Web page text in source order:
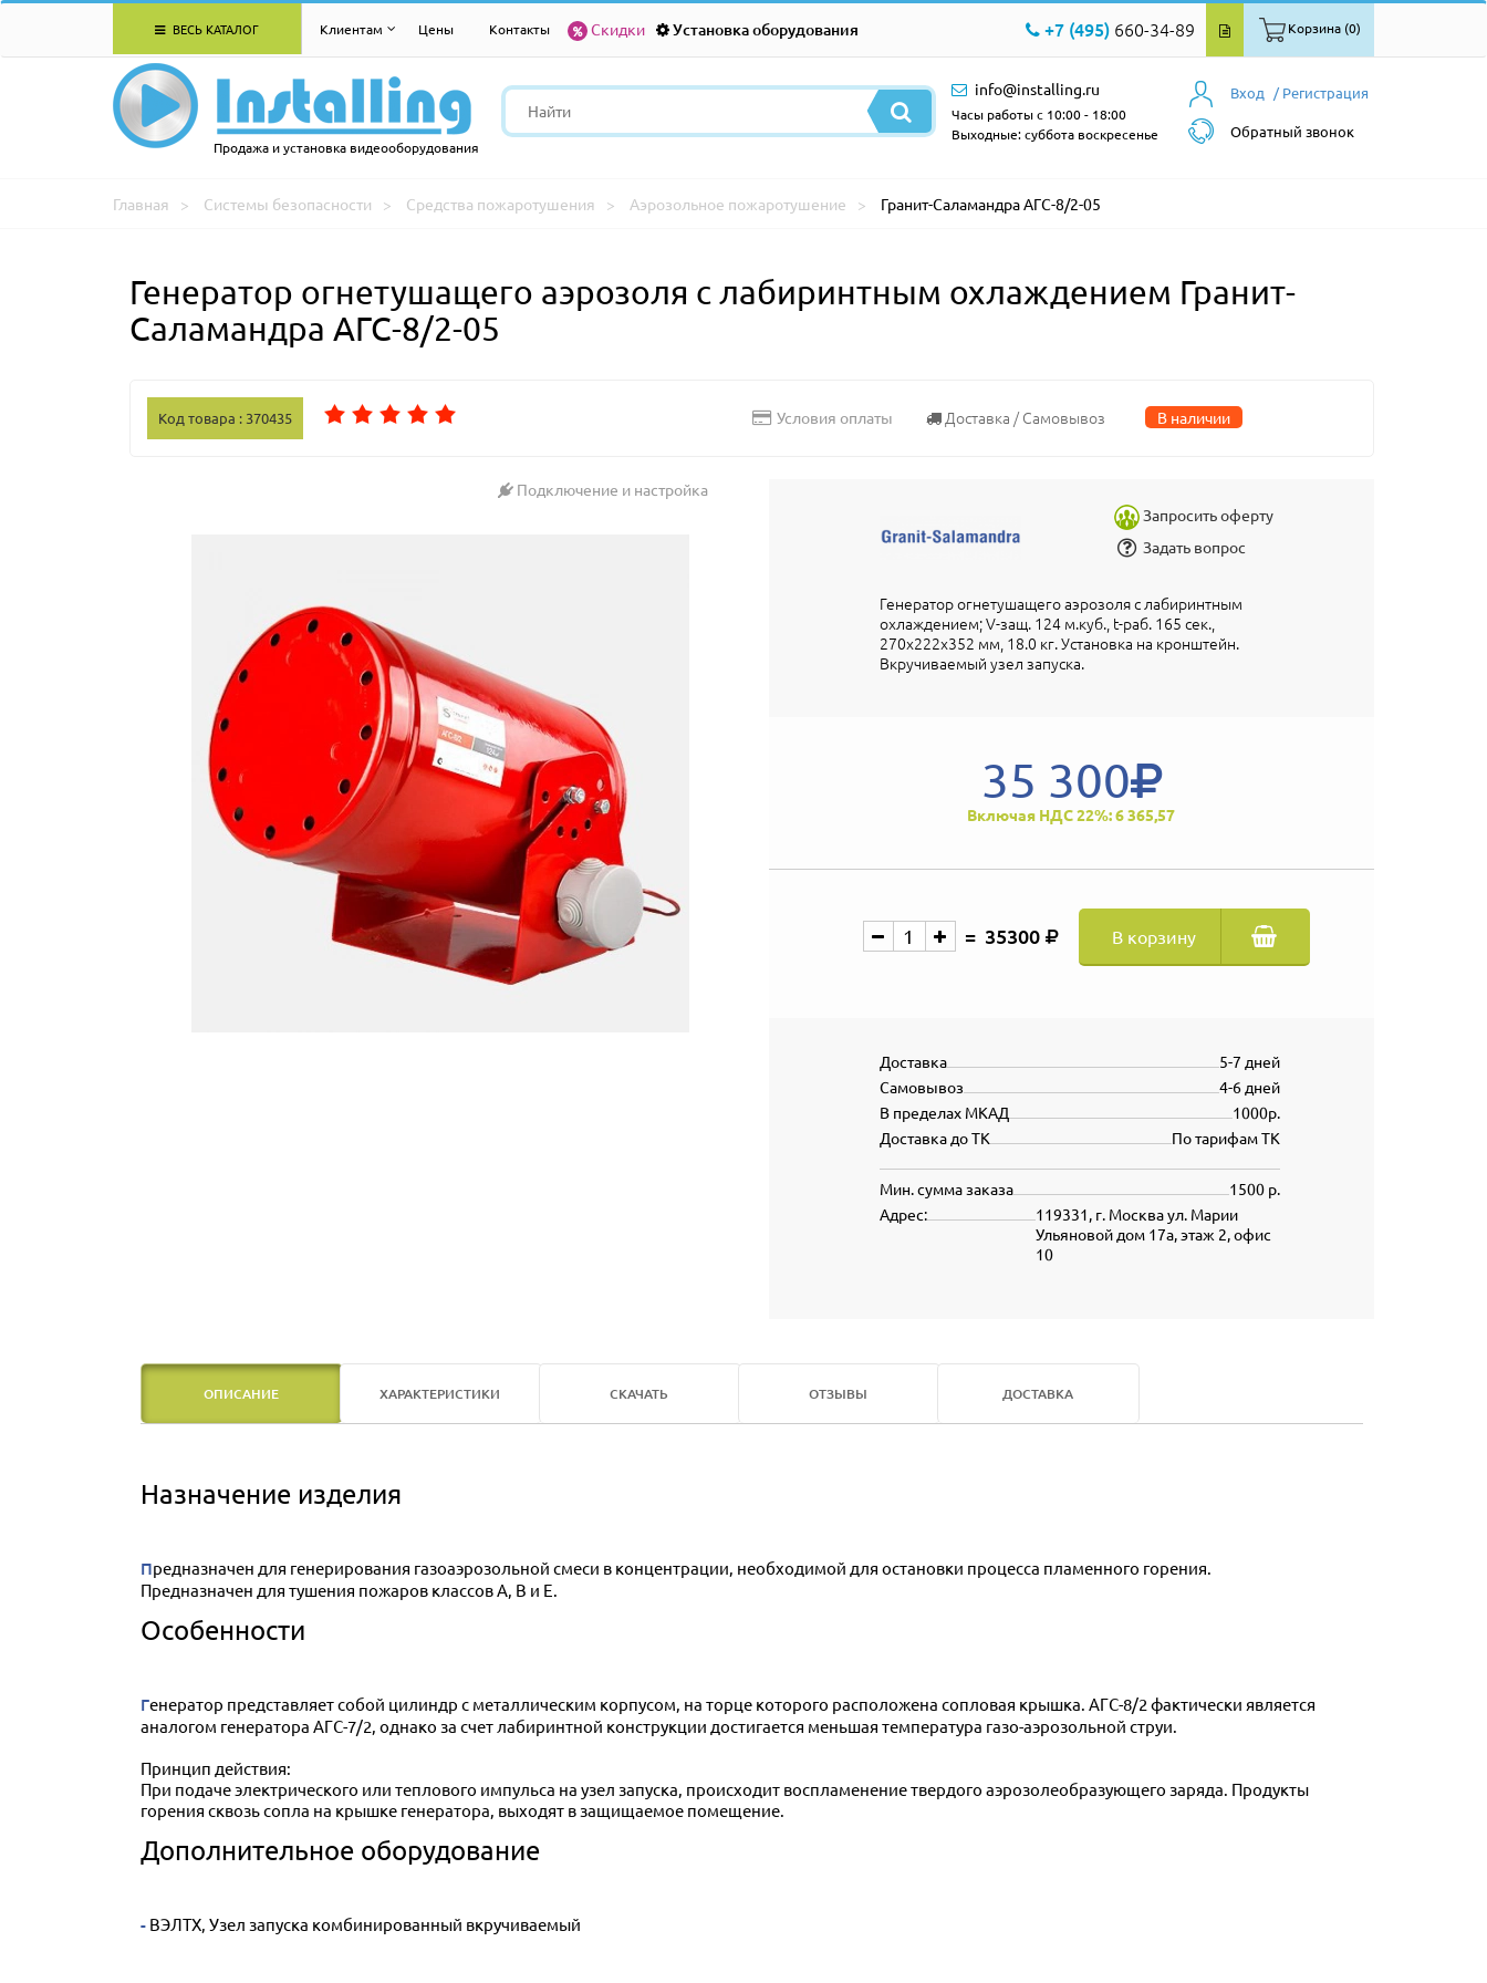
ВЕСЬ КАТАЛОГ Клиентам Цены Контакты Скидки Установка оборудования +7 (495) 660-34-89 Корзина (0)
Продажа и установка видеооборудования
Вход / Регистрация
Обратный звонок
info@installing.ru
Часы работы с 10:00 - 18:00
Выходные: суббота воскресенье
Главная Системы безопасности Средства пожаротушения Аэрозольное пожаротушение Гранит-Саламандра АГС-8/2-05
Генератор огнетушащего аэрозоля с лабиринтным охлаждением Гранит-
Саламандра АГС-8/2-05
Код товара : 370435 Условия оплаты Доставка / Самовывоз В наличии
Подключение и настройка
Запросить оферту
Задать вопрос
Генератор огнетушащего аэрозоля с лабиринтным
охлаждением; V-защ. 124 м.куб., t-раб. 165 сек.,
270х222х352 мм, 18.0 кг. Установка на кронштейн.
Вкручиваемый узел запуска.
35 300
Включая НДС 22%: 6 365,57
35300 В корзину
5-7 дней
Доставка
4-6 дней
Самовывоз
1000р.
В пределах МКАД
По тарифам ТК
Доставка до ТК
1500 р.
Мин. сумма заказа
119331, г. Москва ул. Марии
Ульяновой дом 17а, этаж 2, офис
10
Адрес:
ОПИСАНИЕ ХАРАКТЕРИСТИКИ СКАЧАТЬ ОТЗЫВЫ ДОСТАВКА
Назначение изделия
Предназначен для генерирования газоаэрозольной смеси в концентрации, необходимой для остановки процесса пламенного горения.
Предназначен для тушения пожаров классов А, В и Е.
Особенности
Генератор представляет собой цилиндр с металлическим корпусом, на торце которого расположена сопловая крышка. АГС-8/2 фактически является
аналогом генератора АГС-7/2, однако за счет лабиринтной конструкции достигается меньшая температура газо-аэрозольной струи.
Принцип действия:
При подаче электрического или теплового импульса на узел запуска, происходит воспламенение твердого аэрозолеобразующего заряда. Продукты
горения сквозь сопла на крышке генератора, выходят в защищаемое помещение.
Дополнительное оборудование
- ВЭЛТХ, Узел запуска комбинированный вкручиваемый